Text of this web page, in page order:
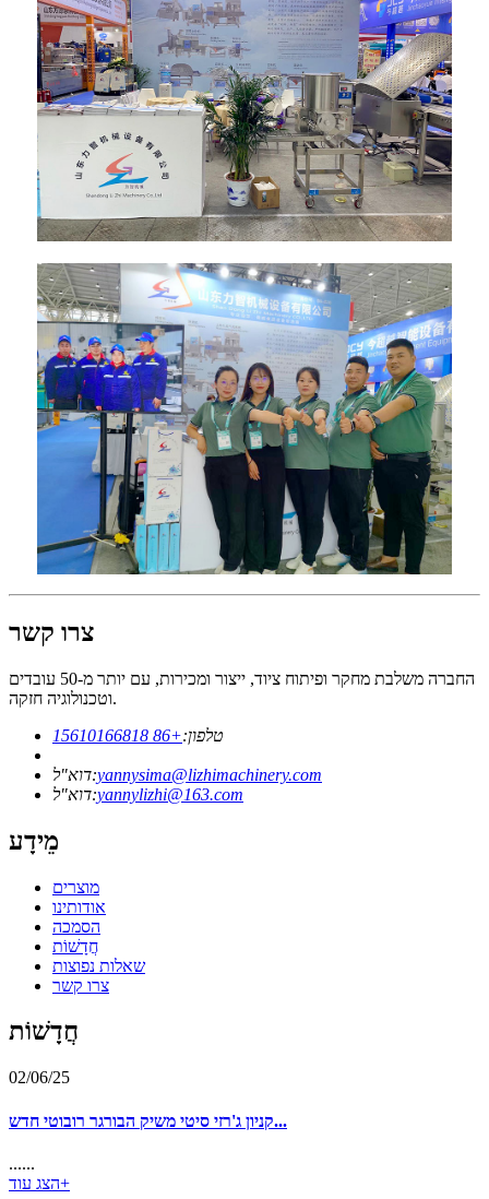
צרו קשר
החברה משלבת מחקר ופיתוח ציוד, ייצור ומכירות, עם יותר מ-50 עובדים
וטכנולוגיה חזקה.
טלפון:+86 15610166818
דוא"ל:yannysima@lizhimachinery.com
דוא"ל:yannylizhi@163.com
מֵידָע
מוצרים
אודותינו
הסמכה
חֲדָשׁוֹת
שאלות נפוצות
צרו קשר
חֲדָשׁוֹת
02/06/25
קניון ג'רזי סיטי משיק הבורגר רובוטי חדש...
......
הצג עוד+